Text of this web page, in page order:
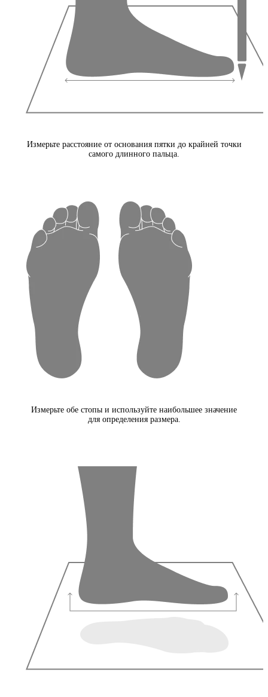
Измерьте расстояние от основания пятки до крайней точки
самого длинного пальца.
Измерьте обе стопы и используйте наибольшее значение
для определения размера.